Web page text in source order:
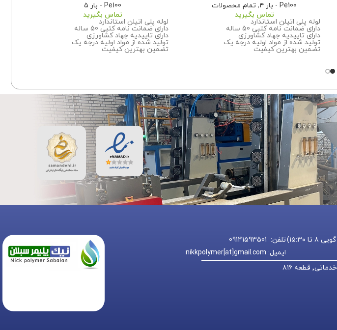
Pe100 - بار ۴ , تمام محصولات
تماس بگیرید
لوله پلی اتیلن استاندارد
دارای ضمانت نامه کتبی 50 ساله
دارای تاییدیه جهاد کشاورزی
تولید شده از مواد اولیه درجه یک
تضمین بهترین کیفیت
برای اطلاعات بیشتر درباره سفارش این
Pe100 - بار ۵
تماس بگیرید
لوله پلی اتیلن استاندارد
دارای ضمانت نامه کتبی 50 ساله
دارای تاییدیه جهاد کشاورزی
تولید شده از مواد اولیه درجه یک
تضمین بهترین کیفیت
برای اطلاعات بیشتر درباره سفارش این
تلفن: 09141593501
ایمیل: nikkpolymer[at]gmail.com